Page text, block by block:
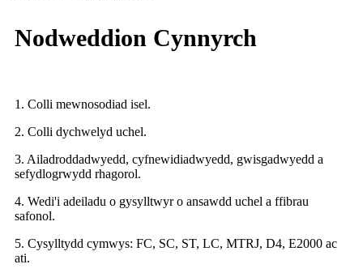
Nodweddion Cynnyrch
1. Colli mewnosodiad isel.
2. Colli dychwelyd uchel.
3. Ailadroddadwyedd, cyfnewidiadwyedd, gwisgadwyedd a
sefydlogrwydd rhagorol.
4. Wedi'i adeiladu o gysylltwyr o ansawdd uchel a ffibrau
safonol.
5. Cysylltydd cymwys: FC, SC, ST, LC, MTRJ, D4, E2000 ac
ati.